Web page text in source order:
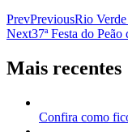
PrevPreviousRio
Next37ª Festa do
Mais recentes
Confira como